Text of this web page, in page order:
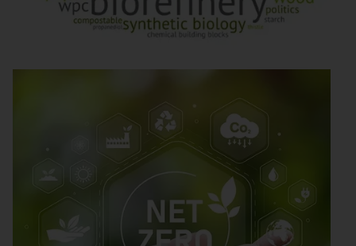
Process Innovation
BIOSECURE, Lieferketten, Fachkräfte:
Wie Geopolitik die Bioprozesstechnik
zur Digitalisierung zwingt